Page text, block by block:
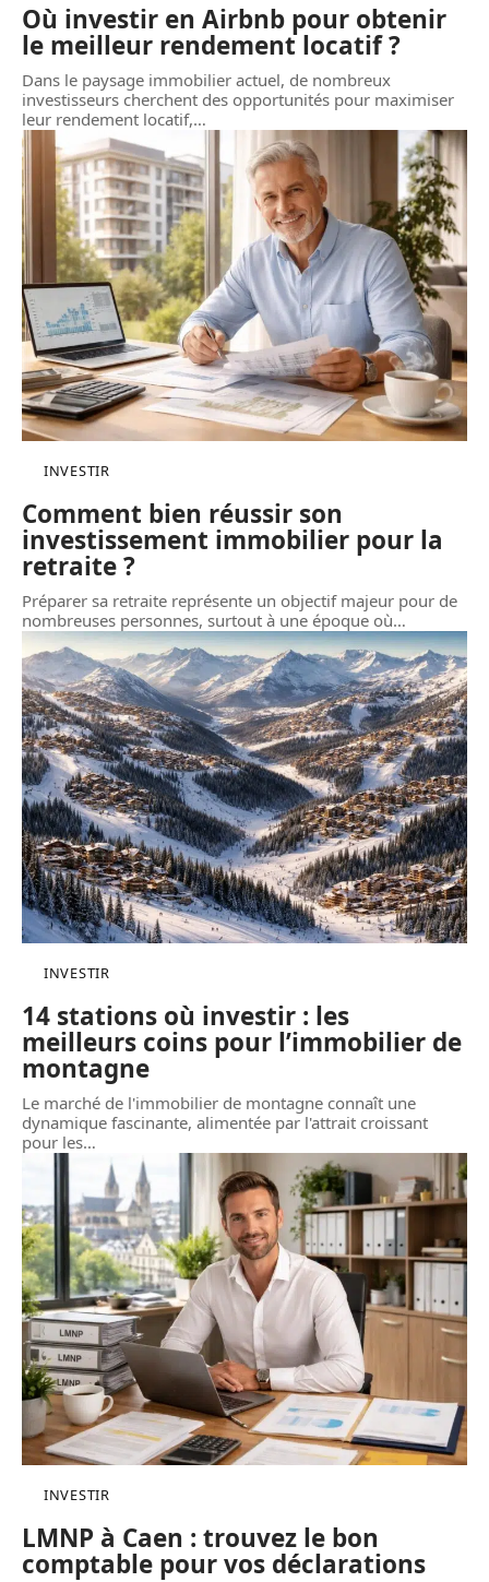
Où investir en Airbnb pour obtenir
le meilleur rendement locatif ?
Dans le paysage immobilier actuel, de nombreux
investisseurs cherchent des opportunités pour maximiser
leur rendement locatif,…
INVESTIR
Comment bien réussir son
investissement immobilier pour la
retraite ?
Préparer sa retraite représente un objectif majeur pour de
nombreuses personnes, surtout à une époque où…
INVESTIR
14 stations où investir : les
meilleurs coins pour l’immobilier de
montagne
Le marché de l'immobilier de montagne connaît une
dynamique fascinante, alimentée par l'attrait croissant
pour les…
INVESTIR
LMNP à Caen : trouvez le bon
comptable pour vos déclarations